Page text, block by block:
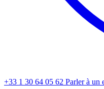
+33 1 30 64 05 62 Parler à un